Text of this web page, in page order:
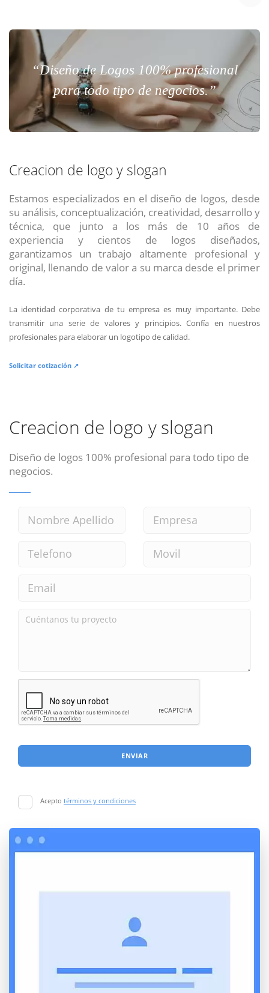
“Diseño de Logos 100% profesional
para todo tipo de negocios.”
Creacion de logo y slogan
Estamos especializados en el diseño de logos, desde
su análisis, conceptualización, creatividad, desarrollo y
técnica, que junto a los más de 10 años de
experiencia y cientos de logos diseñados,
garantizamos un trabajo altamente profesional y
original, llenando de valor a su marca desde el primer
día.
La identidad corporativa de tu empresa es muy importante. Debe
transmitir una serie de valores y principios. Confía en nuestros
profesionales para elaborar un logotipo de calidad.
Solicitar cotización ↗
Creacion de logo y slogan
Diseño de logos 100% profesional para todo tipo de
negocios.
ENVIAR
Acepto términos y condiciones